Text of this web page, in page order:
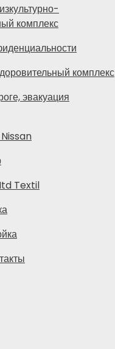
комплекс
комплекс
эвакуация
Textil